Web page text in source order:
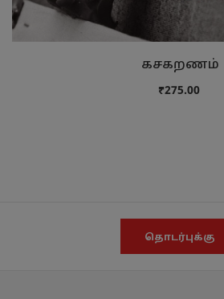
கசகறணம்
₹275.00
தொடர்புக்கு